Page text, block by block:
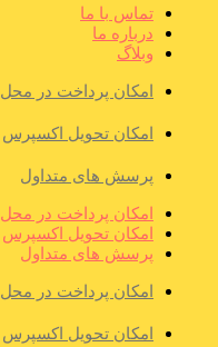
تماس با ما
درباره ما
وبلاگ
امکان پرداخت در محل
امکان تحویل اکسپرس
پرسش های متداول
امکان پرداخت در محل
امکان تحویل اکسپرس
پرسش های متداول
امکان پرداخت در محل
امکان تحویل اکسپرس